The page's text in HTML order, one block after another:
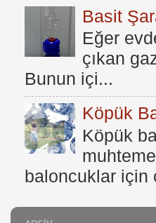
Basit
Eğer
çıkan
Bunun içi...
Köpük
Köpük
baloncuklar için